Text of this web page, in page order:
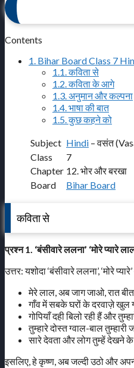
Contents
1. Bihar Board Class 7
1.1.कविता से
1.2.कविता के आगे
1.3.अनुमान और कल्पना
1.4.भाषा की बात
1.5.कुछ कहने को
Subject Hindi – वसंत
Class
7
Chapter 12. भोर और बरखा
Board
Bihar Board
कविता से
प्रश्न 1. ‘बंसीवारे ललना’ ‘मोरे
उत्तर: यशोदा ‘बंसीवारे ललना’, ‘मोरे
मेरे लाल, अब जाग जाओ, रात
गाँव में सबके घरों के दरवाज़े खुल
गोपियाँ दही बिलो रही हैं और
तुम्हारे दोस्त ग्वाल-बाल
सारे देवता और लोग तुम्हें देखने
इसलिए, हे कृष्ण, अब जल्दी उठो और